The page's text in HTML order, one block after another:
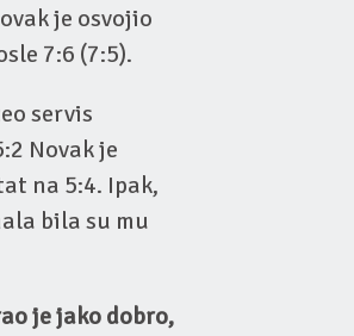
je osvojio
7:6 (7:5).
servis
Novak je
na 5:4. Ipak,
bila su mu
je jako dobro,